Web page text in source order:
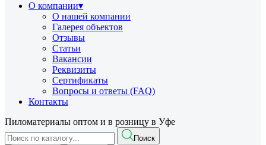
О компании▾
О нашей компании
Галерея объектов
Отзывы
Статьи
Вакансии
Реквизиты
Сертификаты
Вопросы и ответы (FAQ)
Контакты
Пиломатериалы оптом и в розницу в Уфе
Поиск